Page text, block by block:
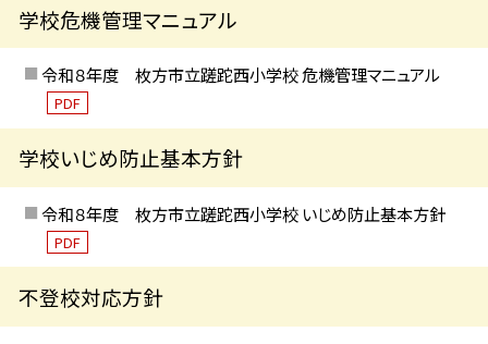
学校危機管理マニュアル
令和８年度 枚方市立蹉跎西小学校 危機管理マニュアル
PDF
学校いじめ防止基本方針
令和８年度 枚方市立蹉跎西小学校 いじめ防止基本方針
PDF
不登校対応方針